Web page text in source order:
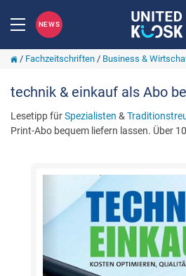
NEWS
/ Fachzeitschriften/ Business &
technik & einkauf als Abo
Lesetipp fürSpezialisten &
Print-Abo bequem liefern lassen. Über